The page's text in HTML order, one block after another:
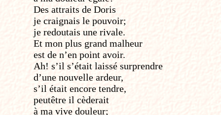
Des attraits de Doris
je craignais le pouvoir;
je redoutais une rivale.
Et mon plus grand malheur
est de n’en point avoir.
Ah! s’il s’était laissé surprendre
d’une nouvelle ardeur,
s’il était encore tendre,
peut­être il cèderait
à ma vive douleur;